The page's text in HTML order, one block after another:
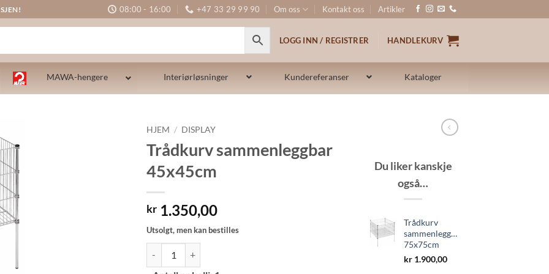
08:00 - 16:00 +47 33 29 99 90 Om oss Kontakt oss Artikler
LOGG INN / REGISTRER HANDLEKURV
MAWA-hengere Interiørløsninger Kundereferanser Kataloger
HJEM / DISPLAY
Trådkurv sammenleggbar
45x45cm
kr 1.350,00
Utsolgt, men kan bestilles
Alternative:
Du liker kanskje
også…
Trådkurv
sammenleggbar
75x75cm
kr 1.900,00